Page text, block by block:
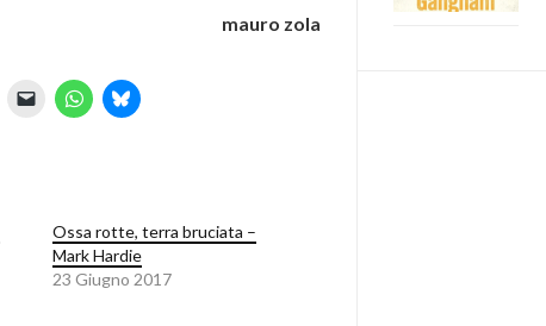
mauro zola
Ossa rotte, terra bruciata –
Mark Hardie
23 Giugno 2017